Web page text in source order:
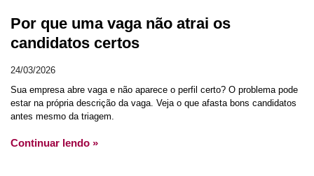
Por que uma vaga não atrai os
candidatos certos
24/03/2026
Sua empresa abre vaga e não aparece o perfil certo? O problema pode
estar na própria descrição da vaga. Veja o que afasta bons candidatos
antes mesmo da triagem.
Continuar lendo »